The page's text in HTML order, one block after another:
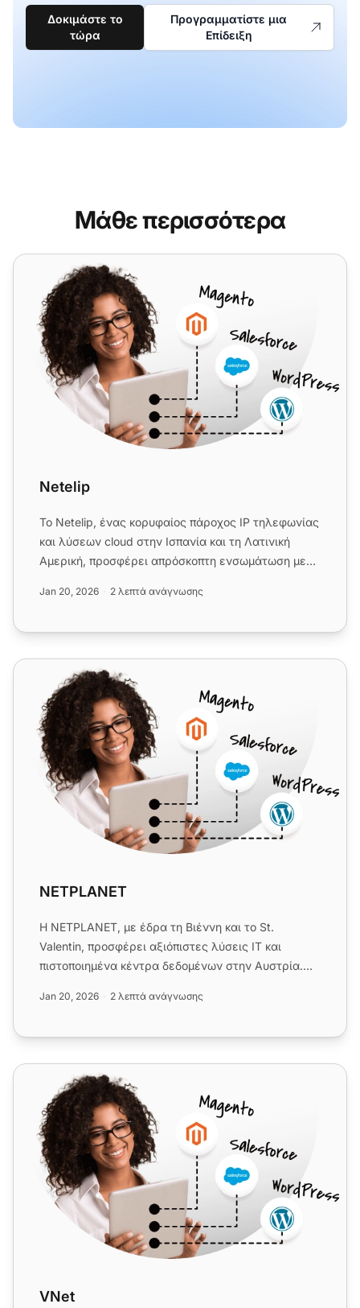
Δοκιμάστε το
τώρα
Προγραμματίστε μια
Επίδειξη
Μάθε περισσότερα
Netelip
Netelip
Το Netelip, ένας κορυφαίος πάροχος IP τηλεφωνίας
και λύσεων cloud στην Ισπανία και τη Λατινική
Αμερική, προσφέρει απρόσκοπτη ενσωμάτωση με
Jan 20, 2026 2 λεπτά ανάγνωσης
NETPLANET
NETPLANET
Η NETPLANET, με έδρα τη Βιέννη και το St.
Valentin, προσφέρει αξιόπιστες λύσεις IT και
πιστοποιημένα κέντρα δεδομένων στην Αυστρία.
Jan 20, 2026 2 λεπτά ανάγνωσης
VNet
VNet